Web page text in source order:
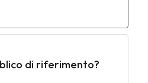
di riferimento?